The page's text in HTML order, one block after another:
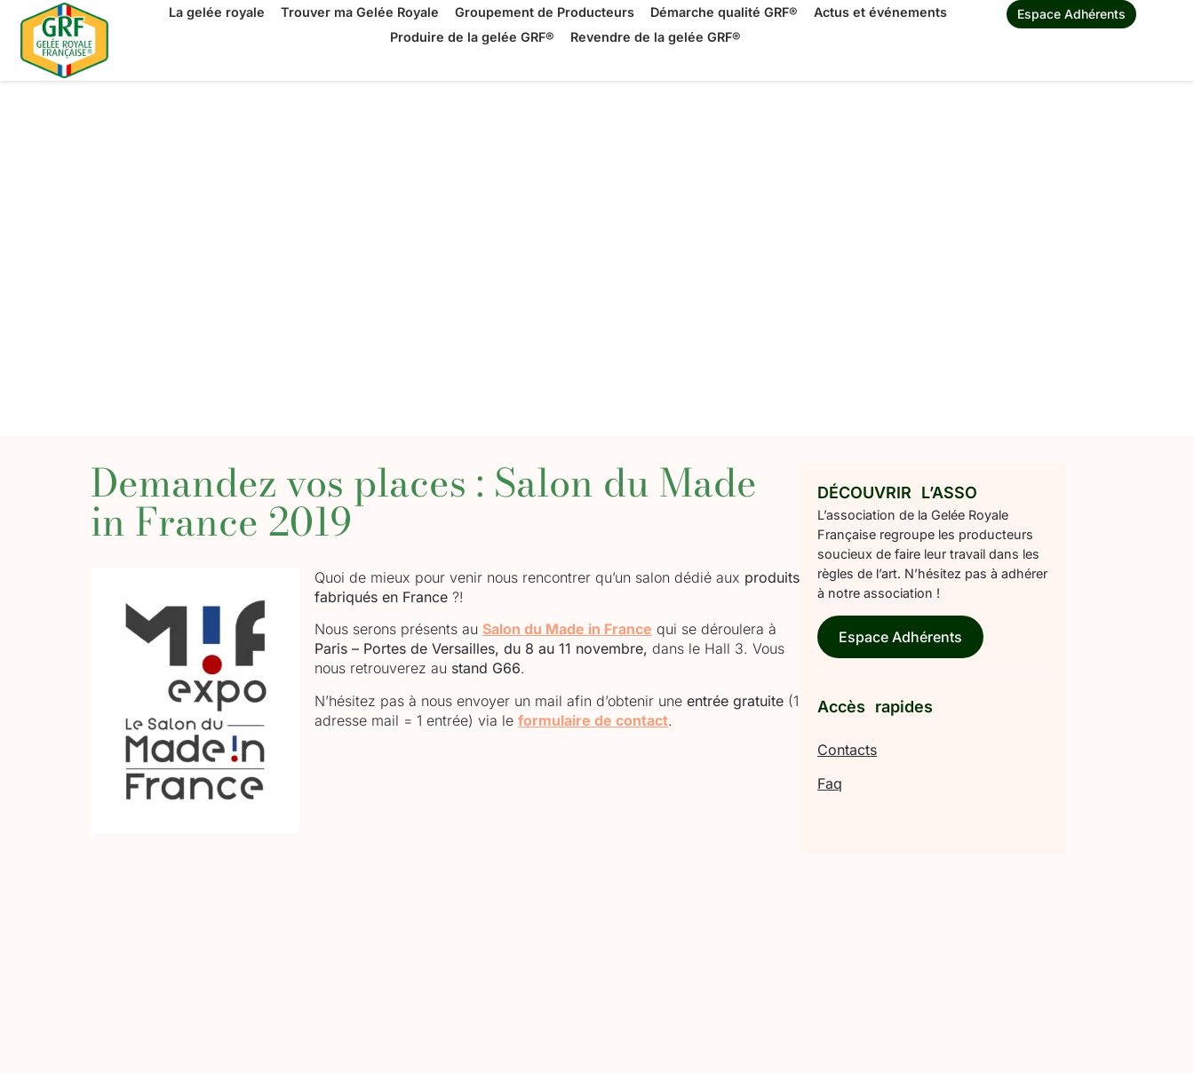
La gelée royale Trouver ma Gelée Royale Groupement de Producteurs Démarche qualité GRF®
Actus et événements
Produire de la gelée GRF®
Revendre de la gelée GRF®
Espace Adhérents
Demandez vos places : Salon du Made
in France 2019
Quoi de mieux pour venir nous rencontrer qu’un salon dédié aux produits
fabriqués en France ?!
Nous serons présents au Salon du Made in France qui se déroulera à
Paris – Portes de Versailles, du 8 au 11 novembre, dans le Hall 3. Vous
nous retrouverez au stand G66.
N’hésitez pas à nous envoyer un mail afin d’obtenir une entrée gratuite (1
adresse mail = 1 entrée) via le formulaire de contact.
DÉCOUVRIR L’ASSO
L’association de la Gelée Royale
Française regroupe les producteurs
soucieux de faire leur travail dans les
règles de l’art. N’hésitez pas à adhérer
à notre association !
Espace Adhérents
Accès rapides
Contacts
Faq